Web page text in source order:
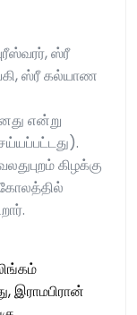
ஸ்ரீ
ஸ்ரீ கல்யாண
என்று
கிழக்கு
இராமபிரான்